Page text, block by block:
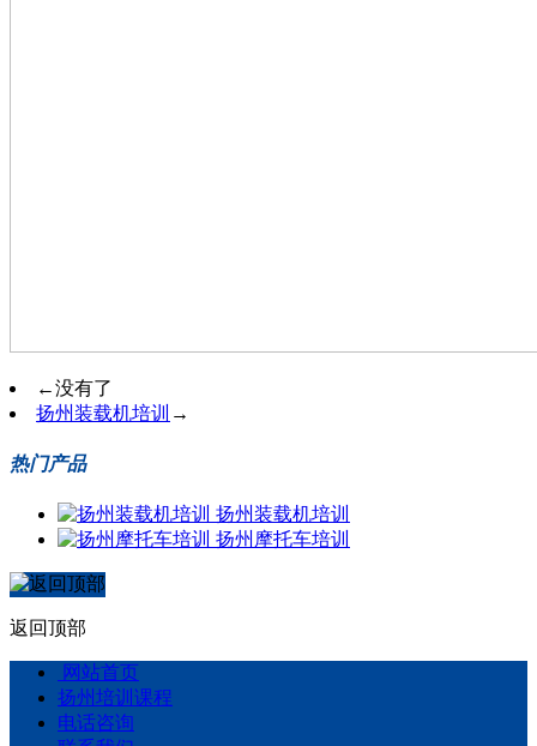
←没有了
扬州装载机培训 →
热门产品
扬州装载机培训
扬州摩托车培训
返回顶部
网站首页
扬州培训课程
电话咨询